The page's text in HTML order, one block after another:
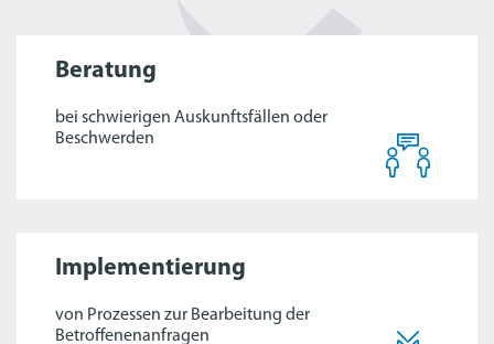
Beratung
bei schwierigen Auskunftsfällen oder
Beschwerden
Implementierung
von Prozessen zur Bearbeitung der
Betroffenenanfragen